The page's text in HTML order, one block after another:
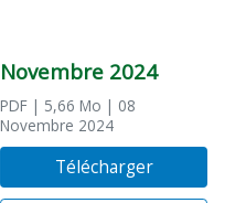
Novembre 2024
PDF | 5,66 Mo | 08
Novembre 2024
Télécharger